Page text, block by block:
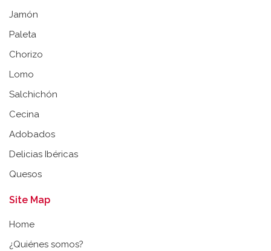
Jamón
Paleta
Chorizo
Lomo
Salchichón
Cecina
Adobados
Delicias Ibéricas
Quesos
Site Map
Home
¿Quiénes somos?